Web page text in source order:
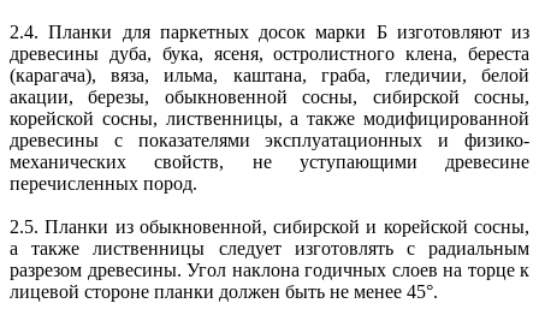
2.4. Планки для паркетных досок марки Б изготовляют из
древесины дуба, бука, ясеня, остролистного клена, береста
(карагача), вяза, ильма, каштана, граба, гледичии, белой
акации, березы, обыкновенной сосны, сибирской сосны,
корейской сосны, лиственницы, а также модифицированной
древесины с показателями эксплуатационных и физико-
механических свойств, не уступающими древесине
перечисленных пород.
2.5. Планки из обыкновенной, сибирской и корейской сосны,
а также лиственницы следует изготовлять с радиальным
разрезом древесины. Угол наклона годичных слоев на торце к
лицевой стороне планки должен быть не менее 45°.